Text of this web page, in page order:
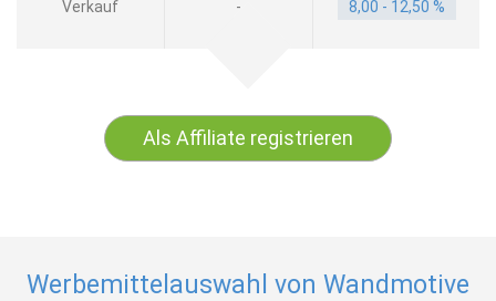
Verkauf - 8,00 - 12,50 %
Als Affiliate registrieren
Werbemittelauswahl von Wandmotive